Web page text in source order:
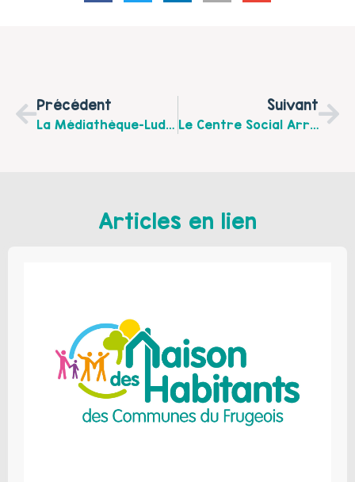
Précédent
La Médiathèque-Ludothèque D’Achicourt Organise De Nombreux Ateliers Jusqu’au Mois D’Avril….
Suivant
Le Centre Social Arras Ouest, Maison Blum Propose De Nombreuses Animations En Familles Pendant Les Vacances D’hiver Du 26 Février Au 10 Mars 2018.
Articles en lien